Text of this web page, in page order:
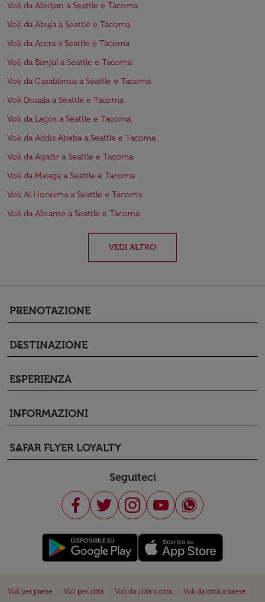
Voli da Abidjan a Seattle e Tacoma
Voli da Abuja a Seattle e Tacoma
Voli da Accra a Seattle e Tacoma
Voli da Banjul a Seattle e Tacoma
Voli da Casablanca a Seattle e Tacoma
Voli Douala a Seattle e Tacoma
Voli da Lagos a Seattle e Tacoma
Voli da Addis Abeba a Seattle e Tacoma
Voli da Agadir a Seattle e Tacoma
Voli da Malaga a Seattle e Tacoma
Voli Al Hoceima a Seattle e Tacoma
Voli da Alicante a Seattle e Tacoma
VEDI ALTRO
PRENOTAZIONE
keyboard_arrow_down
DESTINAZIONE
keyboard_arrow_down
ESPERIENZA
keyboard_arrow_down
INFORMAZIONI
keyboard_arrow_down
SAFAR FLYER LOYALTY
keyboard_arrow_down
Seguiteci
Voli per paese Voli per città Voli da città a città Voli da città a paese